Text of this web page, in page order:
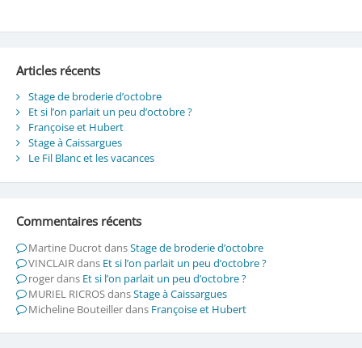
Articles récents
Stage de broderie d’octobre
Et si l’on parlait un peu d’octobre ?
Françoise et Hubert
Stage à Caissargues
Le Fil Blanc et les vacances
Commentaires récents
Martine DucrotdansStage de broderie d’octobre
VINCLAIR dans Et si l’on parlait un peu d’octobre ?
rogerdans Et si l’on parlait un peu d’octobre ?
MURIEL RICROSdansStage à Caissargues
Micheline Bouteillerdans Françoise et Hubert